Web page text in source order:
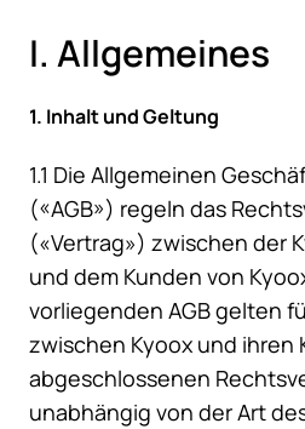
I. Allgemeines
1. Inhalt und Geltung
1.1 Die Allgemeinen
(«AGB») regeln das
(«Vertrag») zwischen der
und dem Kunden von
vorliegenden AGB gelten
zwischen Kyoox und ihren
abgeschlossenen
unabhängig von der Art